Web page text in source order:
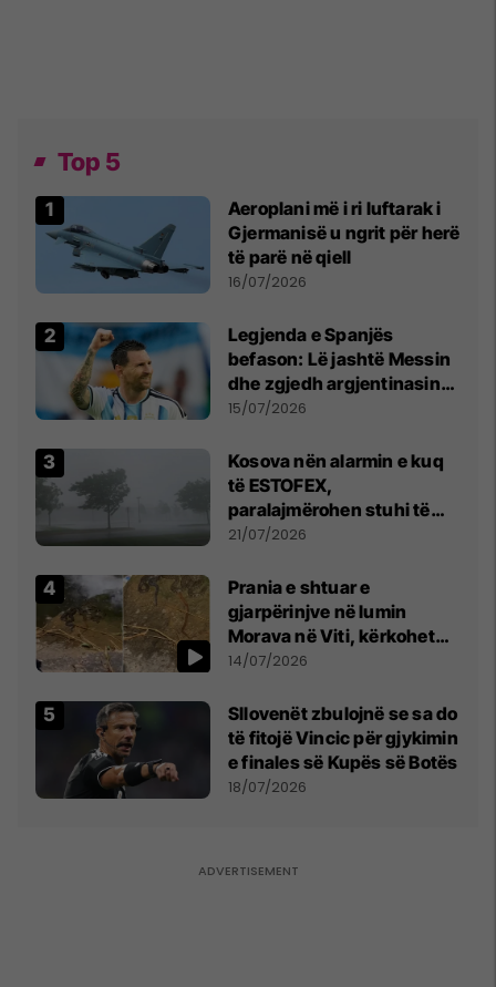
Top 5
Aeroplani më i ri luftarak i
Gjermanisë u ngrit për herë
të parë në qiell
16/07/2026
Legjenda e Spanjës
befason: Lë jashtë Messin
dhe zgjedh argjentinasin
më të mirë në botë
15/07/2026
Kosova nën alarmin e kuq
të ESTOFEX,
paralajmërohen stuhi të
fuqishme me breshër dhe
21/07/2026
Prania e shtuar e
gjarpërinjve në lumin
Morava në Viti, kërkohet
kujdes nga qytetarët
14/07/2026
Sllovenët zbulojnë se sa do
të fitojë Vincic për gjykimin
e finales së Kupës së Botës
18/07/2026